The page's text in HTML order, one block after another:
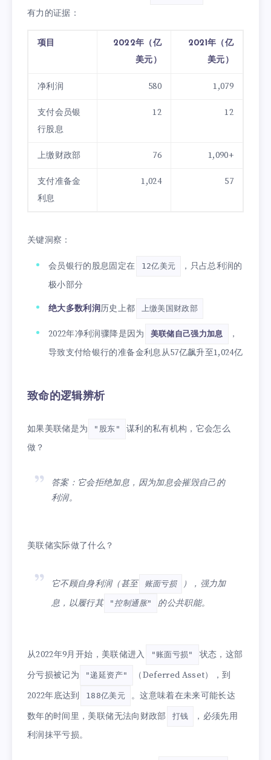
有力的证据：
项目
2022年（亿
美元）
2021年（亿
美元）
净利润 580 1,079
支付会员银
行股息
12 12
上缴财政部 76 1,090+
支付准备金
利息
1,024 57
关键洞察：
会员银行的股息固定在 12亿美元
，只占总利润的
极小部分
绝大多数利润历史上都 上缴美国财政部
2022年净利润骤降是因为 美联储自己强力加息
，
导致支付给银行的准备金利息从57亿飙升至1,024亿
致命的逻辑辨析
如果美联储是为 "股东"
谋利的私有机构，它会怎么
做？
答案：它会拒绝加息，因为加息会摧毁自己的
利润。
美联储实际做了什么？
它不顾自身利润（甚至 账面亏损
），强力加
息，以履行其
"控制通胀" 的公共职能。
从2022年9月开始，美联储进入 "账面亏损"
状态，这部
分亏损被记为
"递延资产"
（Deferred Asset），到
2022年底达到
188亿美元
。这意味着在未来可能长达
数年的时间里，美联储无法向财政部
打钱
，必须先用
利润抹平亏损。